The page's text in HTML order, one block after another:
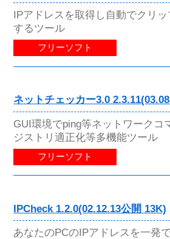
IPアドレスを取得し自動でクリ
するツール
フリーソフト
ネットチェッカー3.0
GUI環境でping等ネットワークコ
ジストリ適正化等多機能ツール
フリーソフト
IPCheck 1.2.0(02.12.13公開 13K)
あなたのPCのIPアドレスを一発